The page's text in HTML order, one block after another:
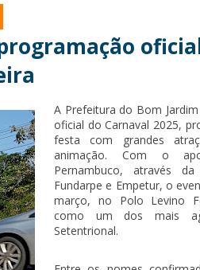
A Prefeitura do Bom
oficial do Carnaval 2025,
festa com grandes
animação. Com o
Pernambuco, através
Fundarpe e Empetur, o
março, no Polo Levino
como um dos mais
Setentrional.